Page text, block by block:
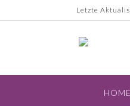
to
Letzte
HOME